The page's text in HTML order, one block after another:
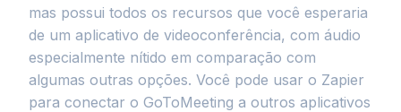
mas possui todos os recursos que você esperaria
de um aplicativo de videoconferência, com áudio
especialmente nítido em comparação com
algumas outras opções. Você pode usar o Zapier
para conectar o GoToMeeting a outros aplicativos